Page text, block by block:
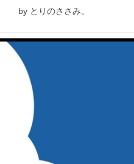
by とりのささみ。